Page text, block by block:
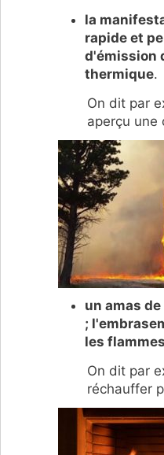
la
rapide et
d'émission
thermique.
On dit par
aperçu une
un amas
;
les flammes
On dit par
réchauffer